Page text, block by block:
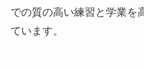
での質の高い練習と学業を
ています。